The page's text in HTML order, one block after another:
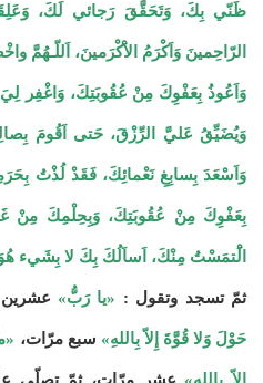
ظَنّي بِكَ، وَتَحَقَّقَ رَجائي لَكَ،
الرّاحِمينَ وَاَكْرَمُ الاَْكْرَمينَ،
وَاَعُوذُ بِعَفْوِكَ مِنْ عُقُوبَتِكَ، وَاغْفِر
وَيُضَيِّقُ عَليَّ الرِّزْقَ، حَتى اَقُومَ
وَاَسْعَدَ بِسابِغِ نَعْمائِكَ، فَقَدْ لُذْتُ
بِعَفْوِكَ مِنْ عُقُوبَتِكَ، وَبِحِلْمِكَ مِنْ
الَْتمَسْتُ مِنْكَ، اَساَلُكَ بِكَ لا بِشَيء
ثمّ تسجد وتقول : «يا رَبُّ» عشرين
حَوْلَ وَلا قُوَّةَ إِلاّ بِاللهِ» سبع مرّات،